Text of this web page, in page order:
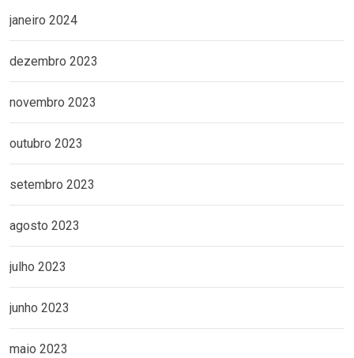
janeiro 2024
dezembro 2023
novembro 2023
outubro 2023
setembro 2023
agosto 2023
julho 2023
junho 2023
maio 2023